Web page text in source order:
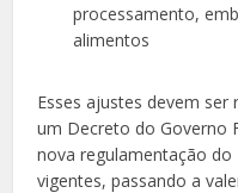
processamento,
alimentos
Esses ajustes devem
um Decreto do Governo
nova regulamentação do
vigentes, passando a